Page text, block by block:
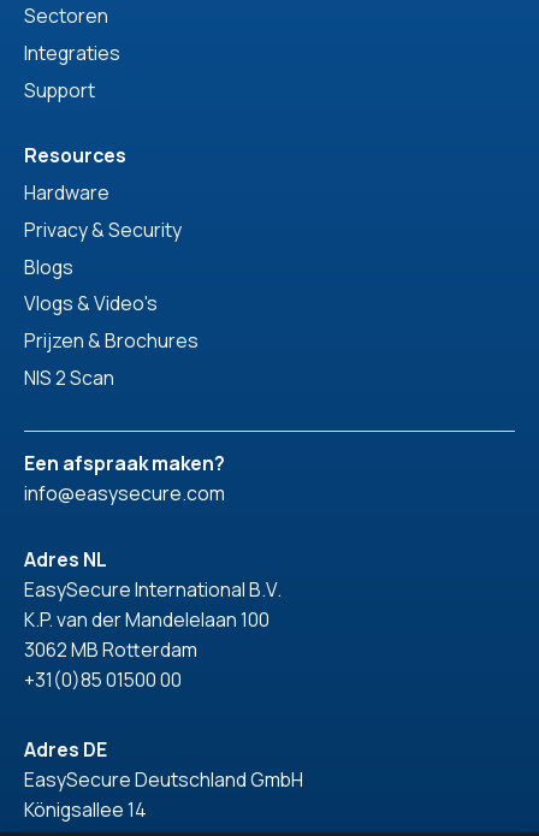
Sectoren
Integraties
Support
Resources
Hardware
Privacy & Security
Blogs
Vlogs & Video's
Prijzen & Brochures
NIS 2 Scan
Een afspraak maken?
info@easysecure.com
Adres NL
EasySecure International B.V.
K.P. van der Mandelelaan 100
3062 MB Rotterdam
+31(0)85 01500 00
Adres DE
EasySecure Deutschland GmbH
Königsallee 14